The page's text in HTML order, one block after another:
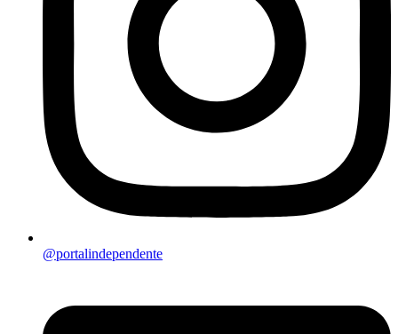
@portalindependente